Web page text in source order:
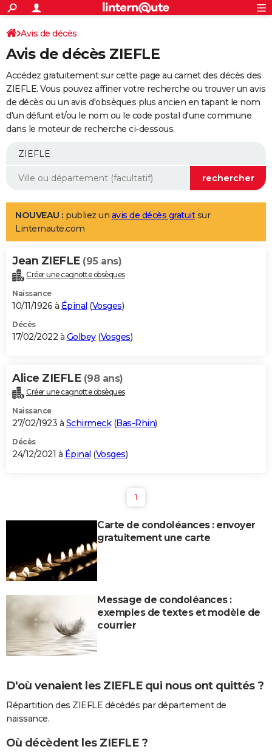
ACTUALITÉS
Politique
Société
Faits Divers
Education
Monde
Villes
+
SPORT
Coupe du monde 2026
Football
Tennis
Cyclisme
Rugby
Forum
Programme TV
TNT
Streaming
Cinéma
Sorties cinéma
Musique
+
FINANCE
Retraite
Impôts
Epargne
Immobilier
Risques naturels par ville
Banque
Assurance
Crédit
AUTO
Essais
Réserver un essai
Citadines
Berlines
SUV
Forum auto
+
Mobiles
Meilleur smartphone
Internet
Ordinateurs
Jeux vidéo
Guide high-tech
Aménagement intérieur
LIFESTYLE
Art de vivre
Bien-être
Loisirs
Mode
Modes de vie
Alimentation
Guide de la santé
Maladies
Médicaments
Sommeil
VOYAGE
Destinations
City break
Voyage nature
Voyage de noces
Forum
Climat
+PHOTO
GUIDES D'ACHAT
BONS PLANS
Carte de Noël
Carte Bonne année
Carte Saint-Valentin
Carte Pâques
Carte d'anniversaire
DICTIONNAIRE
Dictionnaire
Biographies
Citations
Expressions
Proverbes
PROGRAMME TV
S'inscrire
Se connecter
Lycées
Collèges
Primaires
Universités
Entreprises
Service militaire
Avis de recherche
AVIS DE DÉCÈS
Avis de décès
Avis de décès ZIEFLE
Accédez gratuitement sur cette page au carnet des décès des
ZIEFLE. Vous pouvez affiner votre recherche ou trouver un avis
de décès ou un avis d'obsèques plus ancien en tapant le nom
d'un défunt et/ou le nom ou le code postal d'une commune
dans le moteur de recherche ci-dessous.
NOUVEAU : publiez un avis de décès gratuitsur
Linternaute.com
Jean ZIEFLE (95 ans)
Créer une cagnotte obsèques
Naissance
10/11/1926 à Épinal (Vosges)
Décès
17/02/2022 à Golbey(Vosges)
Alice ZIEFLE (98 ans)
Créer une cagnotte obsèques
Naissance
27/02/1923 à Schirmeck(Bas-Rhin)
Décès
24/12/2021 à Épinal (Vosges)
1
Carte de condoléances : envoyer
gratuitement une carte
Message de condoléances :
exemples de textes et modèle de
courrier
D'où venaient les ZIEFLE qui nous ont quittés ?
Répartition des ZIEFLE décédés par département de
naissance.
Où décèdent les ZIEFLE ?